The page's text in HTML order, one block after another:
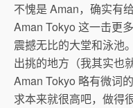
不愧是 Aman，确实有
Aman Tokyo 这一击更
震撼无比的大堂和泳池
出挑的地方（我其实也
Aman Tokyo 略有微词
求本来就很高吧，做得